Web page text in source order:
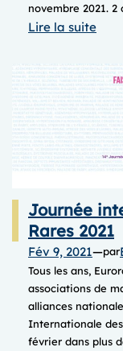
novembre 2021.
Lire la suite:
elles
pour
nous
Journée
Rares 2021
Fév 9, 2021—par
Tous les ans,
associations de
alliances
Internationale
février dans plus